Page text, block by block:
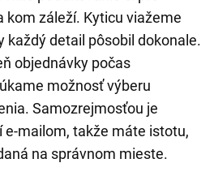
kom záleží. Kyticu viažeme
každý detail pôsobil dokonale.
objednávky počas
možnosť výberu
Samozrejmosťou je
e-mailom, takže máte istotu,
na správnom mieste.